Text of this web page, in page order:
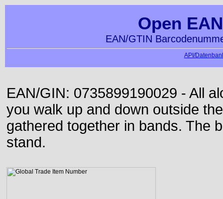
Open
EAN/GTIN
API/
EAN/GIN: 0735899190029 - All
you walk up and down outside
gathered together in bands. The
stand.